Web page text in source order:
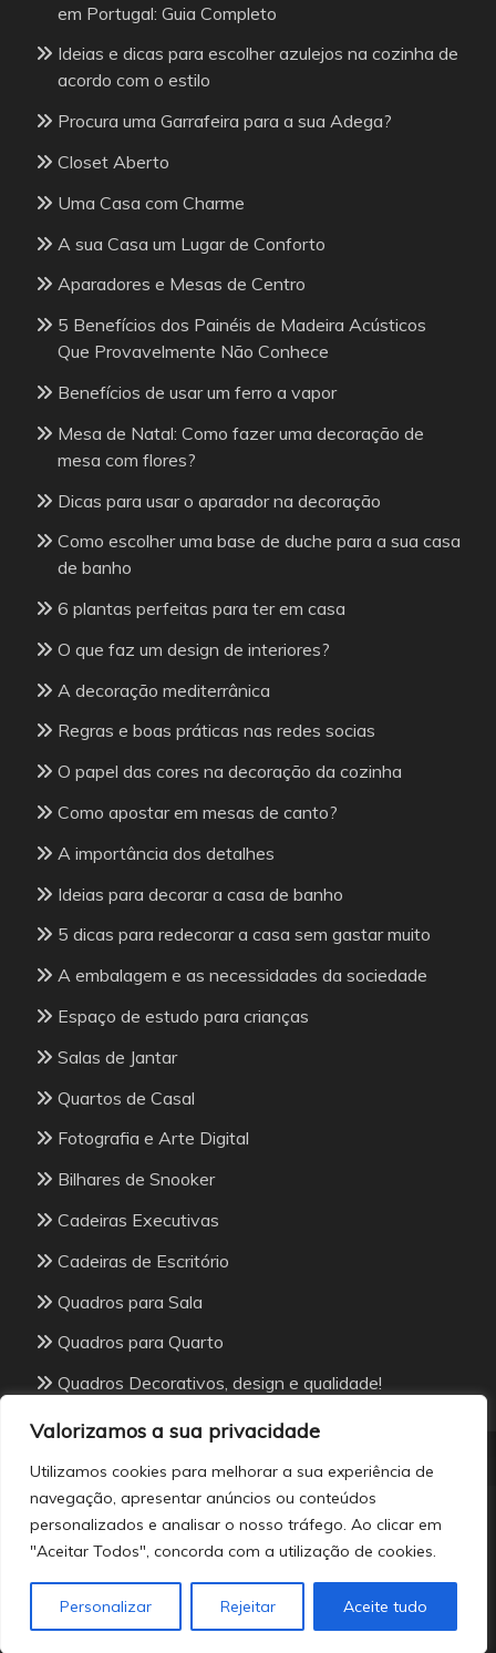
Valorizamos a sua privacidade
Utilizamos cookies para melhorar a sua experiência de
navegação, apresentar anúncios ou conteúdos
personalizados e analisar o nosso tráfego. Ao clicar em
"Aceitar Todos", concorda com a utilização de cookies.
Personalizar Rejeitar Aceite tudo
em Portugal: Guia Completo
Ideias e dicas para escolher azulejos na cozinha de
acordo com o estilo
Procura uma Garrafeira para a sua Adega?
Closet Aberto
Uma Casa com Charme
A sua Casa um Lugar de Conforto
Aparadores e Mesas de Centro
5 Benefícios dos Painéis de Madeira Acústicos
Que Provavelmente Não Conhece
Benefícios de usar um ferro a vapor
Mesa de Natal: Como fazer uma decoração de
mesa com flores?
Dicas para usar o aparador na decoração
Como escolher uma base de duche para a sua casa
de banho
6 plantas perfeitas para ter em casa
O que faz um design de interiores?
A decoração mediterrânica
Regras e boas práticas nas redes socias
O papel das cores na decoração da cozinha
Como apostar em mesas de canto?
A importância dos detalhes
Ideias para decorar a casa de banho
5 dicas para redecorar a casa sem gastar muito
A embalagem e as necessidades da sociedade
Espaço de estudo para crianças
Salas de Jantar
Quartos de Casal
Fotografia e Arte Digital
Bilhares de Snooker
Cadeiras Executivas
Cadeiras de Escritório
Quadros para Sala
Quadros para Quarto
Quadros Decorativos, design e qualidade!
All Rights Reserved 2026.
Candid Themes